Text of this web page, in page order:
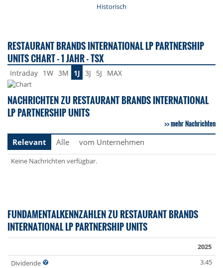
Historisch
RESTAURANT BRANDS INTERNATIONAL LP PARTNERSHIP
UNITS CHART - 1 JAHR - TSX
Intraday 1W 3M 1J 3J 5J MAX
NACHRICHTEN ZU RESTAURANT BRANDS INTERNATIONAL
LP PARTNERSHIP UNITS
mehr Nachrichten
Relevant
Alle vom Unternehmen
Keine Nachrichten verfügbar.
FUNDAMENTALKENNZAHLEN ZU RESTAURANT BRANDS
INTERNATIONAL LP PARTNERSHIP UNITS
2025
Dividende
3.45